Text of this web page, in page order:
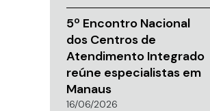
5º Encontro Nacional
dos Centros de
Atendimento Integrado
reúne especialistas em
Manaus
16/06/2026